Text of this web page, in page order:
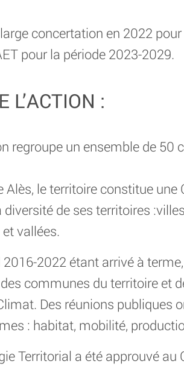
concertation en 2022
pour la période 2023-2029.
L’ACTION :
regroupe un ensemble de
Alès, le territoire constitue
de ses territoires
vallées.
2022 étant arrivé à
communes du territoire et
Des réunions publiques
: habitat, mobilité,
Territorial a été approuvé